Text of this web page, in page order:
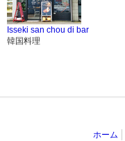
Isseki san chou di bar
韓国料理
ホーム